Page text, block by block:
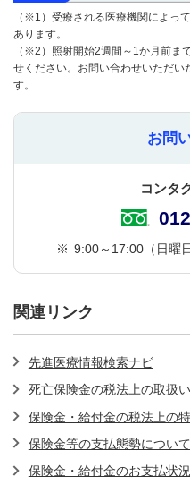
（※1）受療される医療機関によっ
あります。
（※2）照射開始2週間～1か月前ま
せください。お問い合わせいただい
す。
お問
コンタ
※ 9:00～17:00（日曜
関連リンク
先進医療情報検索ナビ
死亡保険金の税法上の取扱い
保険金・給付金の税法上の
保険金等の支払態勢について
保険金・給付金のお支払状